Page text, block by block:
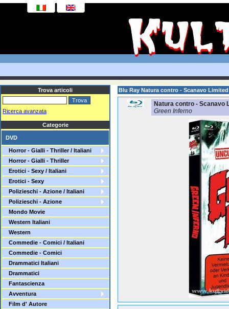
Trova articoli
Ricerca avanzata
Categorie
DVD
Horror - Gialli - Thriller / Italiani
Horror - Gialli - Thriller
Erotici - Sexy / Italiani
Erotici - Sexy
Polizieschi - Azione / Italiani
Polizieschi - Azione
Mondo Movie
Western Italiani
Western
Commedie - Comici / Italiani
Commedie - Comici
Drammatici Italiani
Drammatici
Fantascienza
Avventura
Film d' Autore
Blu Ray Natura contro - Scanavo
Natura contro - Scanavo
Green Inferno